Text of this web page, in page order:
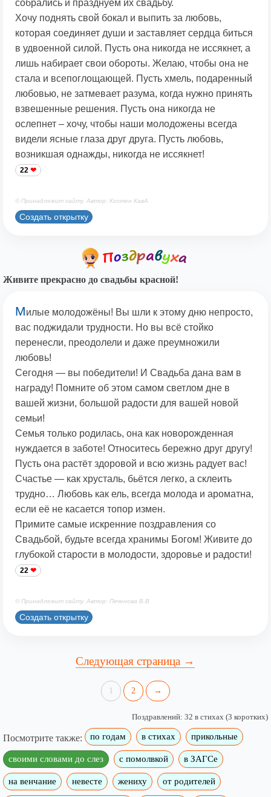
собрались и празднуем их свадьбу.
Хочу поднять свой бокал и выпить за любовь,
которая соединяет души и заставляет сердца биться
в удвоенной силой. Пусть она никогда не иссякнет, а
лишь набирает свои обороты. Желаю, чтобы она не
стала и всепоглощающей. Пусть хмель, подаренный
любовью, не затмевает разума, когда нужно принять
взвешенные решения. Пусть она никогда не
ослепнет – хочу, чтобы наши молодожены всегда
видели ясные глаза друг друга. Пусть любовь,
возникшая однажды, никогда не иссякнет!
22
© Принадлежит сайту. Автор: Костен КавА
Создать открытку
Живите прекрасно до свадьбы красной!
Милые молодожёны! Вы шли к этому дню непросто,
вас поджидали трудности. Но вы всё стойко
перенесли, преодолели и даже преумножили
любовь!
Сегодня — вы победители! И Свадьба дана вам в
награду! Помните об этом самом светлом дне в
вашей жизни, большой радости для вашей новой
семьи!
Семья только родилась, она как новорожденная
нуждается в заботе! Относитесь бережно друг другу!
Пусть она растёт здоровой и всю жизнь радует вас!
Счастье — как хрусталь, бьётся легко, а склеить
трудно… Любовь как ель, всегда молода и ароматна,
если её не касается топор измен.
Примите самые искренние поздравления со
Свадьбой, будьте всегда хранимы Богом! Живите до
глубокой старости в молодости, здоровье и радости!
22
© Принадлежит сайту. Автор: Печенова В.В.
Создать открытку
Следующая страница →
1 2 →
Поздравлений: 32 в стихах (3 коротких)
Посмотрите также: по годам в стихах прикольные
своими словами до слез с помолвкой в ЗАГСе
на венчание невесте жениху от родителей